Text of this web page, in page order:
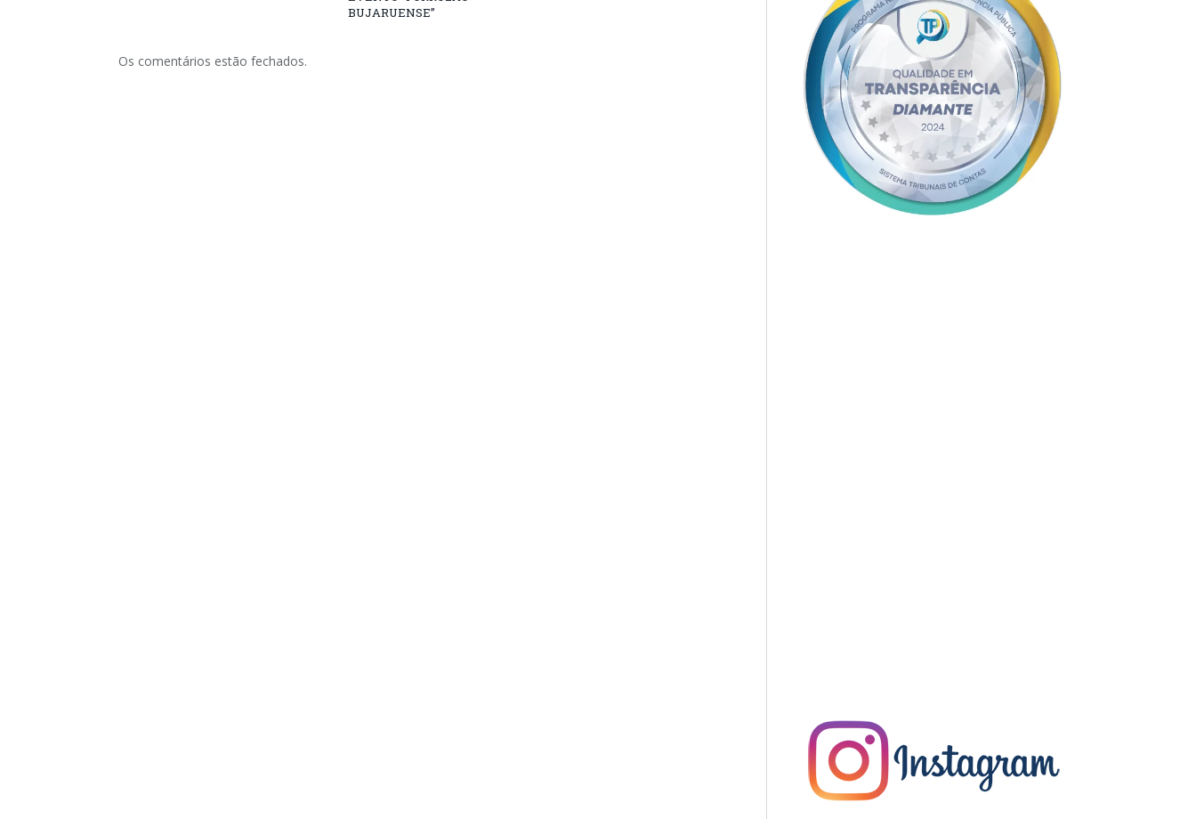
BUJARUENSE”
Os comentários estão fechados.